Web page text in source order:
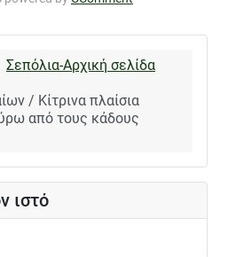
ιστό
Σεπόλια-Αρχική σελίδα
/ Κίτρινα πλαίσια
από τους κάδους